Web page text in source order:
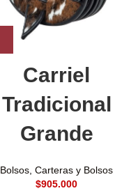
Carriel
Tradicional
Grande
Bolsos Carteras y Bolsos
$